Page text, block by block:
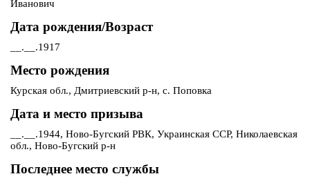
Иванович
Дата рождения/Возраст
__.__.1917
Место рождения
Курская обл., Дмитриевский р-н, с. Поповка
Дата и место призыва
__.__.1944, Ново-Бугский РВК, Украинская ССР, Николаевская
обл., Ново-Бугский р-н
Последнее место службы